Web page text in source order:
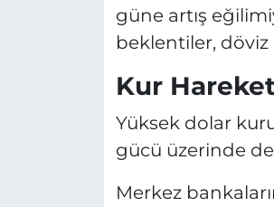
güne artış
beklentiler, döviz
Kur
Yüksek dolar
gücü üzerinde
Merkez